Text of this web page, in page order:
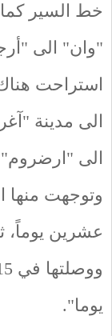
خط السير كما
"وان" الى
استراحت
الى مدينة
الى
وتوجهت منها
عشرين يوماً،
يوما".